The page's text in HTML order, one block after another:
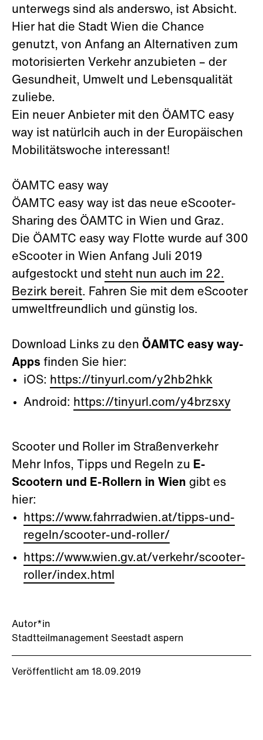
Autor*in
Stadtteilmanagement Seestadt aspern
Veröffentlicht am 18.09.2019
unterwegs sind als anderswo, ist Absicht.
Hier hat die Stadt Wien die Chance
genutzt, von Anfang an Alternativen zum
motorisierten Verkehr anzubieten – der
Gesundheit, Umwelt und Lebensqualität
zuliebe.
Ein neuer Anbieter mit den ÖAMTC easy
way ist natürlcih auch in der Europäischen
Mobilitätswoche interessant!
ÖAMTC easy way
ÖAMTC easy way ist das neue eScooter-
Sharing des ÖAMTC in Wien und Graz.
Die ÖAMTC easy way Flotte wurde auf 300
eScooter in Wien Anfang Juli 2019
aufgestockt und steht nun auch im 22.
Bezirk bereit. Fahren Sie mit dem eScooter
umweltfreundlich und günstig los.
Download Links zu den ÖAMTC easy way-
Apps finden Sie hier:
iOS: https://tinyurl.com/y2hb2hkk
Android: https://tinyurl.com/y4brzsxy
Scooter und Roller im Straßenverkehr
Mehr Infos, Tipps und Regeln zu E-
Scootern und E-Rollern in Wien gibt es
hier:
https://www.fahrradwien.at/tipps-und-
regeln/scooter-und-roller/
https://www.wien.gv.at/verkehr/scooter-
roller/index.html